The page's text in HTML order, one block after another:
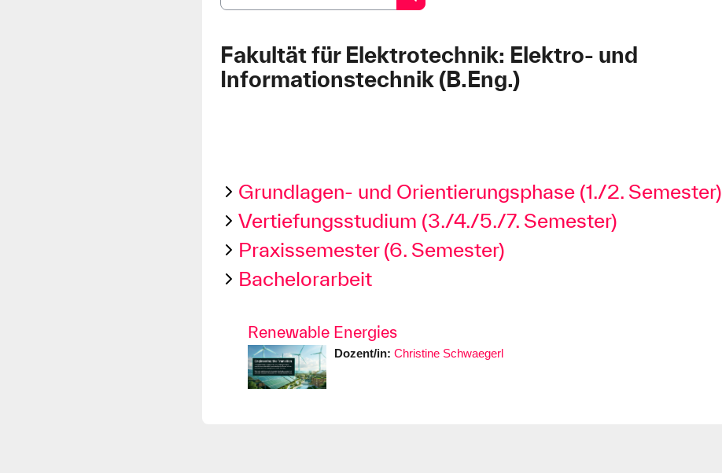
Kurse suchen
Fakultät für Elektrotechnik: Elektro- und
Informationstechnik (B.Eng.)
Grundlagen- und Orientierungsphase (1./2. Semester)
Vertiefungsstudium (3./4./5./7. Semester)
Praxissemester (6. Semester)
Bachelorarbeit
Renewable Energies
Dozent/in: Christine Schwaegerl